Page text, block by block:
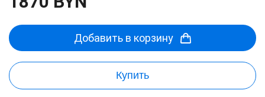
Добавить в корзину
Купить